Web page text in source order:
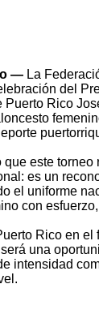
— La
del
Puerto Rico
que este
es un
el uniforme
con
Rico en
una
intensidad